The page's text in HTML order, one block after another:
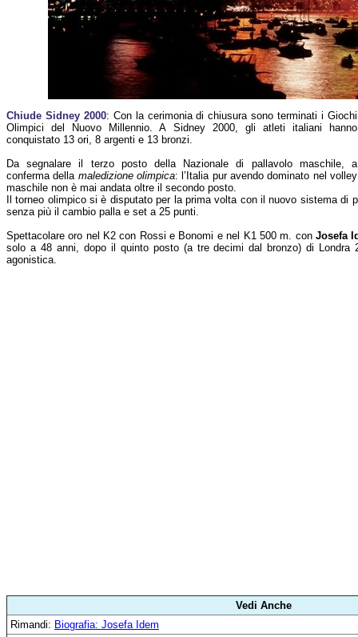
Chiude Sidney 2000: Con la cerimonia di chiusura sono terminati i Giochi
Olimpici del Nuovo Millennio. A Sidney 2000, gli atleti italiani hanno
conquistato 13 ori, 8 argenti e 13 bronzi.
Da segnalare il terzo posto della Nazionale di pallavolo maschile, a
conferma della maledizione olimpica: l’Italia pur avendo dominato nel volley
maschile non è mai andata oltre il secondo posto.
Il torneo olimpico si è disputato per la prima volta con il nuovo sistema di
senza più il cambio palla e set a 25 punti.
Spettacolare oro nel K2 con Rossi e Bonomi e nel K1 500 m. con Josefa
solo a 48 anni, dopo il quinto posto (a tre decimi dal bronzo) di Londra
agonistica.
Vedi Anche
Rimandi: Biografia: Josefa Idem